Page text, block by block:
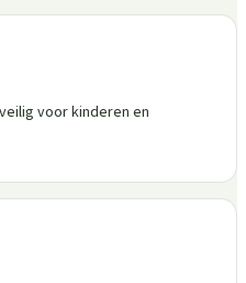
voor kinderen en